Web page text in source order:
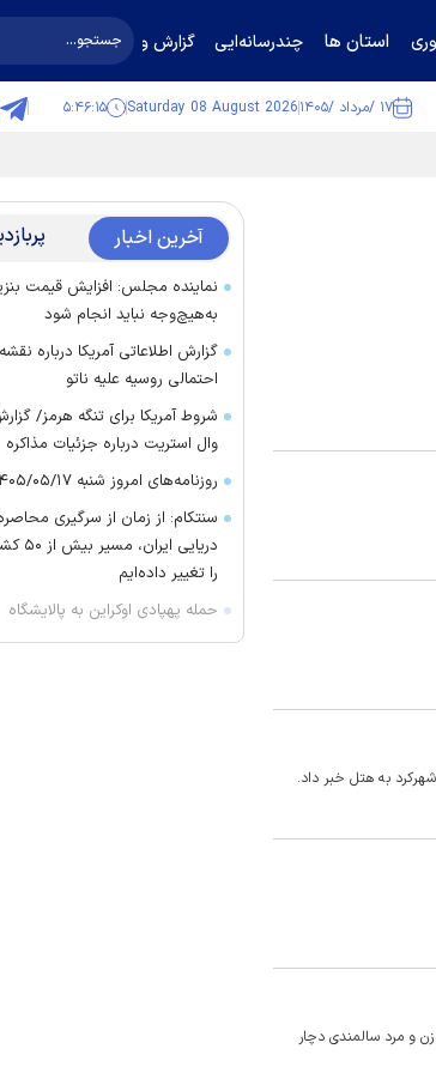
استان ها چندرسانه‌ایی گزارش و گفت‌وگو
۱۷ /مرداد /۱۴۰۵ Saturday 08 August 2026 ۵:۴۶:۱۵
به هتل خبر داد.
و زن و مرد سالمندی دچار
آخرین اخبار
نماینده مجلس: افزایش قیمت
به‌هیچ‌وجه نباید انجام شود
گزارش اطلاعاتی آمریکا درباره نقشه
احتمالی روسیه علیه ناتو
شروط آمریکا برای تنگه هرمز/
وال استریت درباره جزئیات مذاکره
روزنامه‌های امروز شنبه ۱۴۰۵/۰۵/۱۷
سنتکام: از زمان از سرگیری
دریایی ایران،
را تغییر داده‌ایم
حمله پهپادی اوکراین به پالایشگاه
سیزران روسیه